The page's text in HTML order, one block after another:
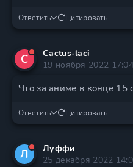
Ответить Цитировать
C
Cactus-laci
19 ноября 2022 17:04
Что за аниме в конце 15
Ответить Цитировать
Л
Луффи
25 декабря 2022